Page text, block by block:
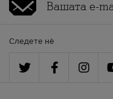
Следете нè